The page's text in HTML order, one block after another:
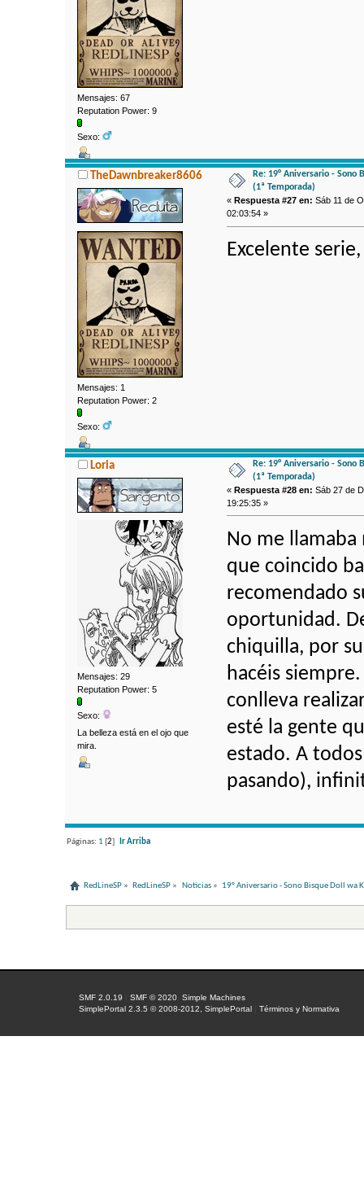
Mensajes: 67
Reputation Power: 9
Sexo:
TheDawnbreaker8606
Mensajes: 1
Reputation Power: 2
Sexo:
Re: 19° Aniversario - Sono
(1ª Temporada)
« Respuesta #27 en: Sáb 11 de
02:03:54 »
Excelente
Loria
Mensajes: 29
Reputation Power: 5
Sexo:
La belleza está en el ojo que
mira.
Re: 19° Aniversario - Sono
(1ª Temporada)
«Respuesta #28 en: Sáb 27 de
19:25:35 »
No me llamaba
que coincido
recomendado
oportunidad.
chiquilla, por
hacéis
conlleva
esté la gente
estado. A
pasando),
Páginas: 1 [2] Ir Arriba
RedLineSP » RedLineSP » Noticias» 19° Aniversario - Sono Bisque Doll wa
SMF 2.0.19 |SMF © 2020 ,Simple Machines
SimplePortal 2.3.5 © 2008-2012, SimplePortal
|Términos y Normativa